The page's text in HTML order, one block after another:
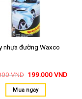
nhựa đường Waxco
VND 199.000VND
Mua ngay